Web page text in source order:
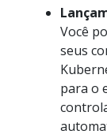
Você
seus
para o